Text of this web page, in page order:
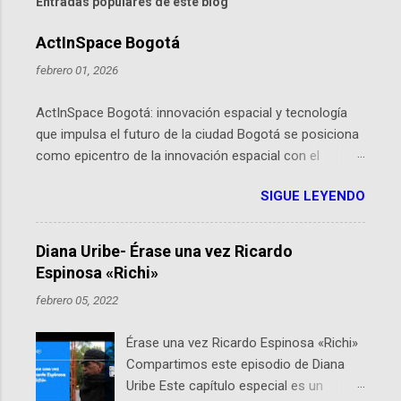
ActInSpace Bogotá
febrero 01, 2026
ActInSpace Bogotá: innovación espacial y tecnología
que impulsa el futuro de la ciudad Bogotá se posiciona
como epicentro de la innovación espacial con el
hackathon global que convierte tecnologías de la
Agencia Espacial Europea en soluciones prácticas para
la vida cotidiana. Este evento, organizado por el
Planetario de Bogotá del Idartes y la Universidad de los
Andes, reúne a expertos como el presidente de Airbus
Colombia y líderes del sector aeroespacial para inspirar
por qué importa en Bogotá ActInSpace es una
competencia mundial que opera en más de 60
ciudades, donde participantes tienen 24 horas para
SIGUE LEYENDO
Diana Uribe- Érase una vez Ricardo
Espinosa «Richi»
febrero 05, 2022
Érase una vez Ricardo Espinosa «Richi»
Compartimos este episodio de Diana
Uribe Este capítulo especial es un